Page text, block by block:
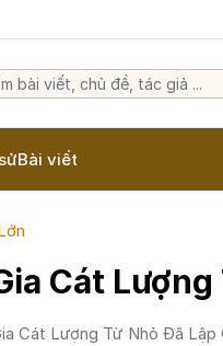
Bài viết
Cát
Cát Lượng Từ Nhỏ Đã